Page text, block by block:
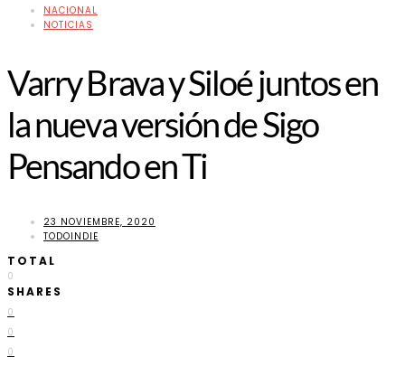
NACIONAL
NOTICIAS
Varry Brava y Siloé juntos en
la nueva versión de Sigo
Pensando en Ti
23 NOVIEMBRE, 2020
TODOINDIE
TOTAL
0
SHARES
0
0
0